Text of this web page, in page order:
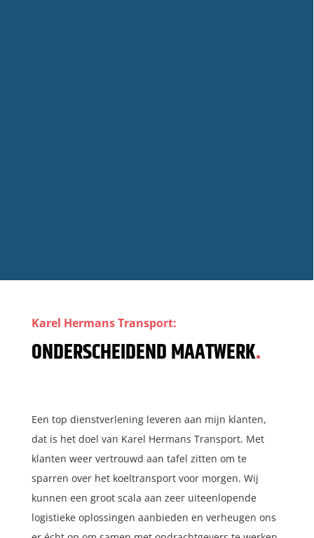
Karel Hermans Transport:
ONDERSCHEIDEND MAATWERK.
Een top dienstverlening leveren aan mijn klanten,
dat is het doel van Karel Hermans Transport. Met
klanten weer vertrouwd aan tafel zitten om te
sparren over het koeltransport voor morgen. Wij
kunnen een groot scala aan zeer uiteenlopende
logistieke oplossingen aanbieden en verheugen ons